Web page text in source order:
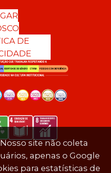
DE
site não coleta
apenas o Google
para estatísticas de